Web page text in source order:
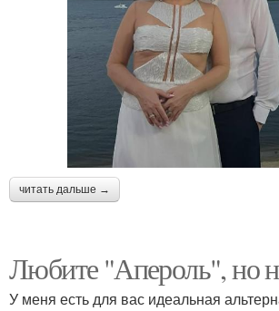
читать дальше →
Любите "Апероль", но
У меня есть для вас идеальная